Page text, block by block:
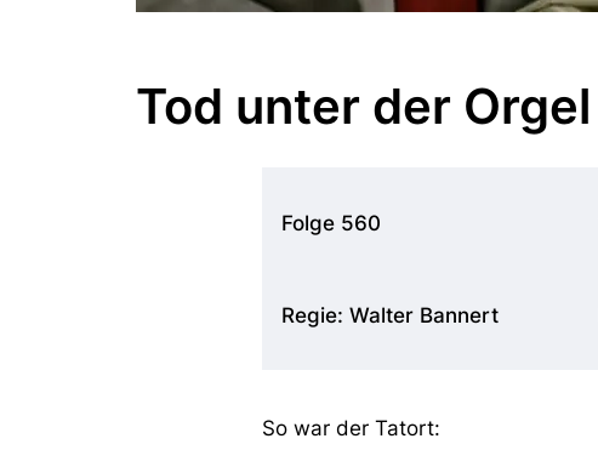
Tod unter der Orgel
Folge 560
Regie: Walter Bannert
So war der Tatort: